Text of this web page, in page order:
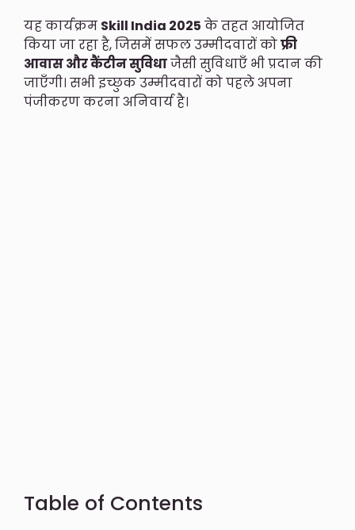
यह कार्यक्रम Skill India 2025 के तहत आयोजित
किया जा रहा है, जिसमें सफल उम्मीदवारों कोफ्री
आवास और कैंटीन सुविधाजैसी सुविधाएँ भी प्रदान की
जाएँगी। सभी इच्छुक उम्मीदवारों को पहले अपना
पंजीकरण करना अनिवार्य है।
Table of Contents